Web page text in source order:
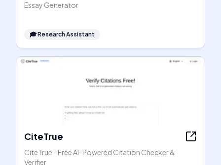
Essay Generator
🎓Research Assistant
CiteTrue
CiteTrue - Free AI-Powered Citation Checker &
Verifier